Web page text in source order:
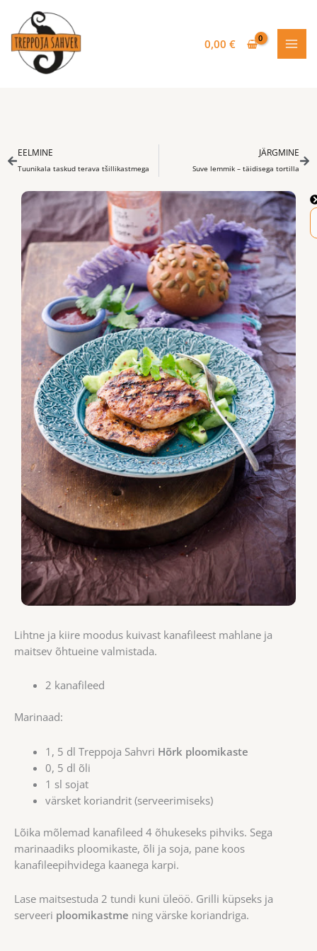
content
0,00€
Prev
EELMINE
Tuunikala taskud terava tšillikastmega
JÄRGMINE
Suve lemmik – täidisega tortilla
Lihtne ja kiire moodus kuivast kanafileest mahlane ja
maitsev õhtueine valmistada.
2 kanafileed
Marinaad:
1, 5 dl Treppoja Sahvri Hõrk ploomikaste
0, 5 dl õli
1 sl sojat
värsket koriandrit (serveerimiseks)
Lõika mõlemad kanafileed 4 õhukeseks pihviks. Sega
marinaadiks ploomikaste, õli ja soja, pane koos
kanafileepihvidega kaanega karpi.
Lase maitsestuda 2 tundi kuni üleöö. Grilli küpseks ja
serveeri ploomikastme ning värske koriandriga.